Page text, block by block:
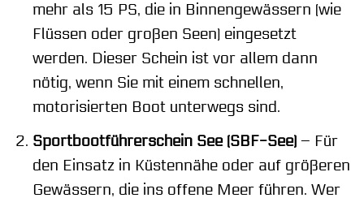
mehr als 15 PS, die in Binnengewässern (wie
Flüssen oder großen Seen) eingesetzt
werden. Dieser Schein ist vor allem dann
nötig, wenn Sie mit einem schnellen,
motorisierten Boot unterwegs sind.
Sportbootführerschein See (SBF-See)– Für
den Einsatz in Küstennähe oder auf größeren
Gewässern, die ins offene Meer führen. Wer